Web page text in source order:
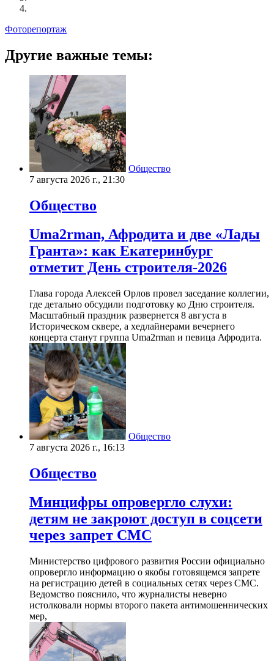
Фоторепортаж
Другие важные темы:
Общество
7 августа 2026 г., 21:30
Общество
Uma2rman, Афродита и две «Лады
Гранта»: как Екатеринбург
отметит День строителя-2026
Глава города Алексей Орлов провел заседание коллегии,
где детально обсудили подготовку ко Дню строителя.
Масштабный праздник развернется 8 августа в
Историческом сквере, а хедлайнерами вечернего
концерта станут группа Uma2rman и певица Афродита.
Общество
7 августа 2026 г., 16:13
Общество
Минцифры опровергло слухи:
детям не закроют доступ в соцсети
через запрет СМС
Министерство цифрового развития России официально
опровергло информацию о якобы готовящемся запрете
на регистрацию детей в социальных сетях через СМС.
Ведомство пояснило, что журналисты неверно
истолковали нормы второго пакета антимошеннических
мер,